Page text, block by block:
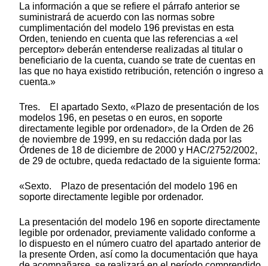
La información a que se refiere el párrafo anterior se
suministrará de acuerdo con las normas sobre
cumplimentación del modelo 196 previstas en esta
Orden, teniendo en cuenta que las referencias a «el
perceptor» deberán entenderse realizadas al titular o
beneficiario de la cuenta, cuando se trate de cuentas en
las que no haya existido retribución, retención o ingreso a
cuenta.»
Tres. El apartado Sexto, «Plazo de presentación de los
modelos 196, en pesetas o en euros, en soporte
directamente legible por ordenador», de la Orden de 26
de noviembre de 1999, en su redacción dada por las
Órdenes de 18 de diciembre de 2000 y HAC/2752/2002,
de 29 de octubre, queda redactado de la siguiente forma:
«Sexto. Plazo de presentación del modelo 196 en
soporte directamente legible por ordenador.
La presentación del modelo 196 en soporte directamente
legible por ordenador, previamente validado conforme a
lo dispuesto en el número cuatro del apartado anterior de
la presente Orden, así como la documentación que haya